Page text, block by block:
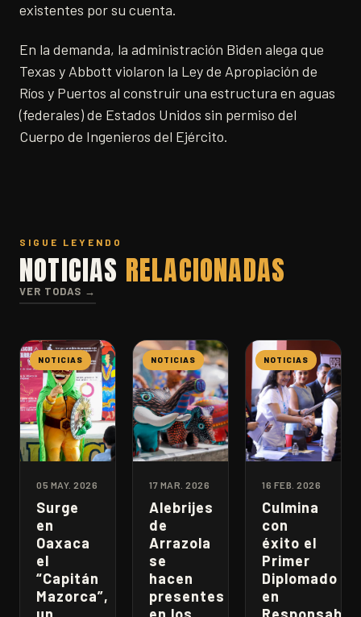
existentes por su cuenta.
En la demanda, la administración Biden alega que
Texas y Abbott violaron la Ley de Apropiación de
Ríos y Puertos al construir una estructura en aguas
(federales) de Estados Unidos sin permiso del
Cuerpo de Ingenieros del Ejército.
SIGUE LEYENDO
NOTICIAS RELACIONADAS
VER TODAS →
NOTICIAS
05 MAY. 2026
Surge
en
Oaxaca
el
“Capitán
Mazorca”,
NOTICIAS
17 MAR. 2026
Alebrijes
de
Arrazola
se
hacen
presentes
NOTICIAS
16 FEB. 2026
Culmina
con
éxito el
Primer
Diplomado
en